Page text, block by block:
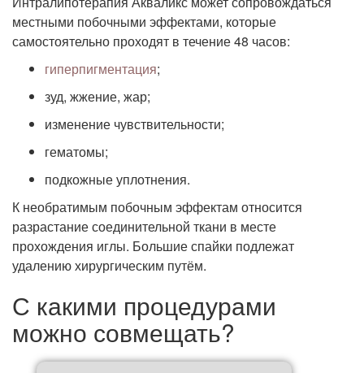
местными побочными эффектами, которые
самостоятельно проходят в течение 48 часов:
гиперпигментация;
зуд, жжение, жар;
изменение чувствительности;
гематомы;
подкожные уплотнения.
К необратимым побочным эффектам относится
разрастание соединительной ткани в месте
прохождения иглы. Большие спайки подлежат
удалению хирургическим путём.
С какими процедурами
можно совмещать?